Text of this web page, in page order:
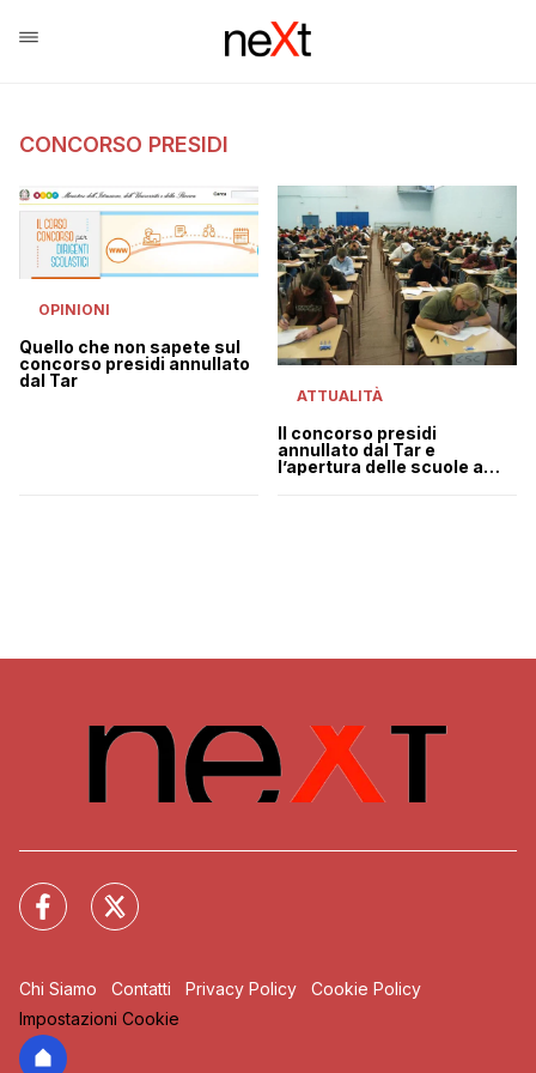
CONCORSO PRESIDI
OPINIONI
Quello che non sapete sul
concorso presidi annullato
dal Tar
ATTUALITÀ
Il concorso presidi
annullato dal Tar e
l’apertura delle scuole a
Chi Siamo Contatti Privacy Policy
Cookie Policy
Impostazioni Cookie